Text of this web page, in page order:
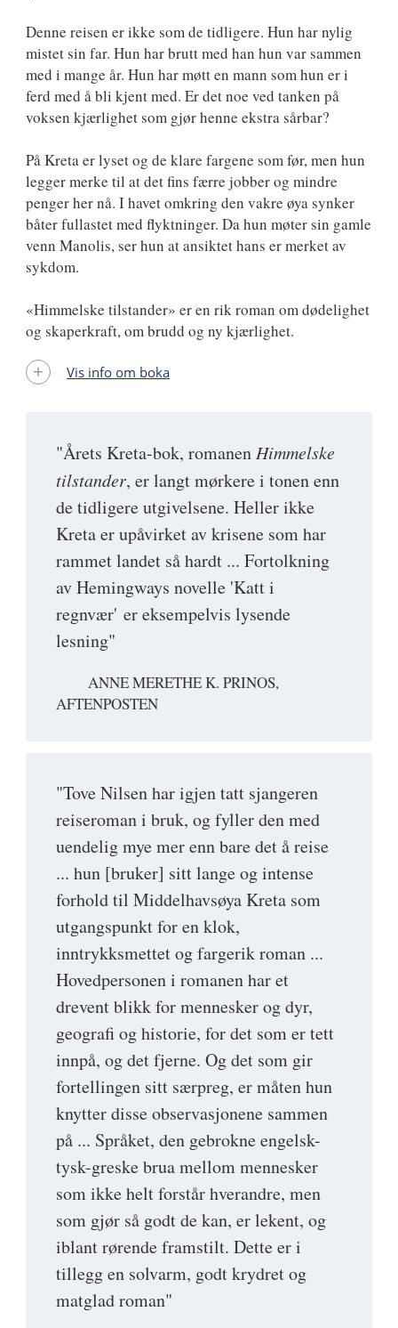
"Årets Kreta-bok, romanen Himmelske
tilstander, er langt mørkere i tonen enn
de tidligere utgivelsene. Heller ikke
Kreta er upåvirket av krisene som har
rammet landet så hardt ... Fortolkning
av Hemingways novelle 'Katt i
regnvær' er eksempelvis lysende
lesning"
ANNE MERETHE K. PRINOS,
AFTENPOSTEN
"Tove Nilsen har igjen tatt sjangeren
reiseroman i bruk, og fyller den med
uendelig mye mer enn bare det å reise
... hun [bruker] sitt lange og intense
forhold til Middelhavsøya Kreta som
utgangspunkt for en klok,
inntrykksmettet og fargerik roman ...
Hovedpersonen i romanen har et
drevent blikk for mennesker og dyr,
geografi og historie, for det som er tett
innpå, og det fjerne. Og det som gir
fortellingen sitt særpreg, er måten hun
knytter disse observasjonene sammen
på ... Språket, den gebrokne engelsk-
tysk-greske brua mellom mennesker
som ikke helt forstår hverandre, men
som gjør så godt de kan, er lekent, og
iblant rørende framstilt. Dette er i
tillegg en solvarm, godt krydret og
matglad roman"
Denne reisen er ikke som de tidligere. Hun har nylig
mistet sin far. Hun har brutt med han hun var sammen
med i mange år. Hun har møtt en mann som hun er i
ferd med å bli kjent med. Er det noe ved tanken på
voksen kjærlighet som gjør henne ekstra sårbar?
På Kreta er lyset og de klare fargene som før, men hun
legger merke til at det fins færre jobber og mindre
penger her nå. I havet omkring den vakre øya synker
båter fullastet med flyktninger. Da hun møter sin gamle
venn Manolis, ser hun at ansiktet hans er merket av
sykdom.
«Himmelske tilstander» er en rik roman om dødelighet
og skaperkraft, om brudd og ny kjærlighet.
Vis info om boka